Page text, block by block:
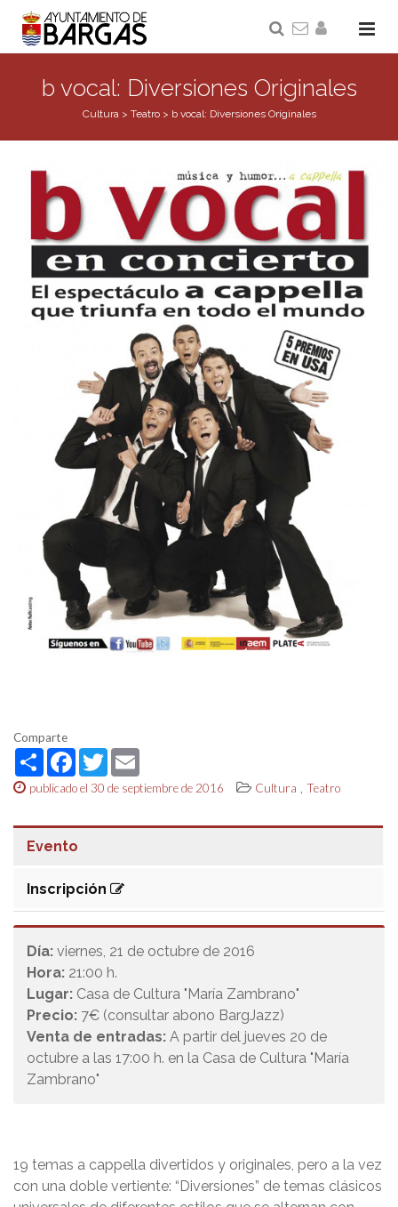
b vocal: Diversiones Originales
Cultura> Teatro> b vocal: Diversiones Originales
Comparte
ShareFacebook
Twitter
publicado el 30 de septiembre de 2016 Cultura , Teatro
Evento
Inscripción
Día: viernes, 21 de octubre de 2016
Hora: 21:00 h.
Lugar: Casa de Cultura "María Zambrano"
Precio: 7€ (consultar abono BargJazz)
Venta de entradas: A partir del jueves 20 de
octubre a las 17:00 h. en la Casa de Cultura "María
Zambrano"
19 temas a cappella divertidos y originales, pero a la vez
con una doble vertiente: “Diversiones” de temas clásicos